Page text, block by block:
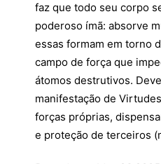
faz que todo seu corpo
poderoso ímã: absorve
essas formam em torno
campo de força que
átomos destrutivos.
manifestação de
forças próprias,
e proteção de terceiros